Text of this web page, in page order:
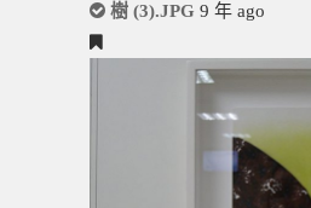
樹 (3).JPG 9 年 ago